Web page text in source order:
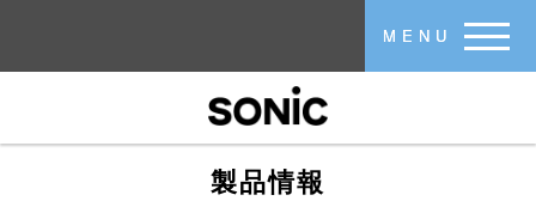
MENU
製品情報